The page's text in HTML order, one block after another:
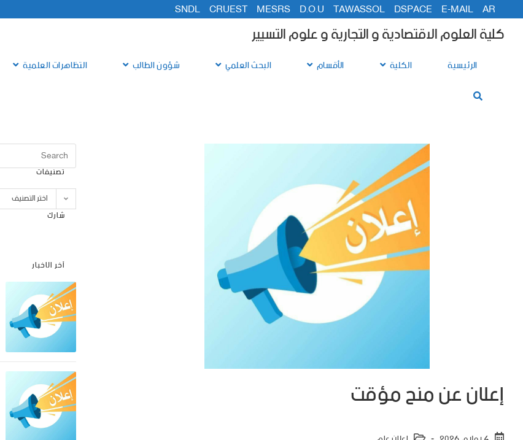
AR
E-MAIL
DSPACE
TAWASSOL
D.O.U
MESRS
CRUEST
SNDL
كلية العلوم الاقتصادية و التجارية و علوم التسيير
الرئيسية الكلية الأقسام البحث العلمي شؤون الطالب التظاهرات العلمية
إعلان عن منح مؤقت
تصنيفات
اختر التصنيف
شارك
آخر الاخبار